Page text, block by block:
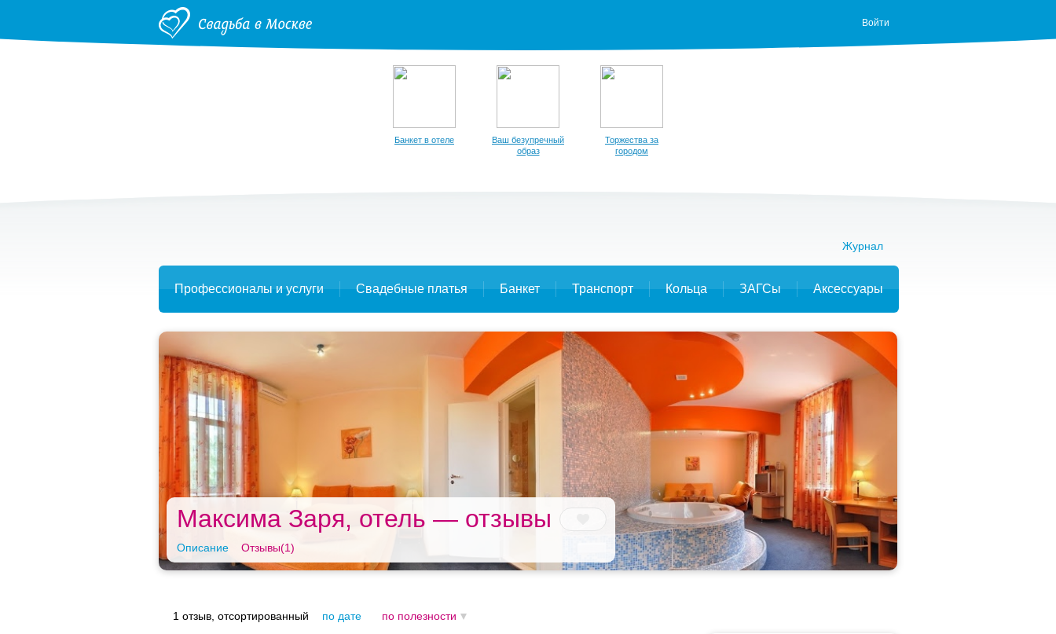
Войти
Банкет в отеле
Ваш безупречный
образ
Торжества за
городом
Журнал
Профессионалы и услуги Свадебные платья Банкет Транспорт Кольца ЗАГСы Аксессуары
Максима Заря, отель — отзывы
Описание Отзывы(1)
1 отзыв, отсортированный по дате по полезности